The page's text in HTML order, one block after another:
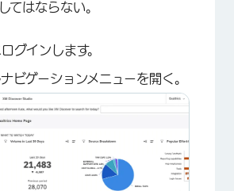
てはならない。
グインします。
ビゲーションメニューを開く。